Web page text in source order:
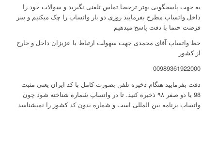
به جهت پاسخگویی بهتر ترجیحا تماس تلفنی نگیرید و سوالات خود را
داخل واتساپ مطرح بفرمایید روزی دو بار واتساپ را چک میکنیم و سر
فرصت حتما با دقت پاسخ میدهیم
خط واتساپ آقای محمدی جهت سهولت ارتباط با عزیزان داخل و خارج
از کشور
00989361922000
دقت بفرمایید هنگام ذخیره تلفن بصورت کامل با کد ایران یعنی مثبت
98 یا دو صفر ۹۸ ذخیره کنید. تا در واتساپ شماره شناخته شود چون
واتساپ برنامه بین المللی است و شماره بدون کد کشور را نمیشناسد